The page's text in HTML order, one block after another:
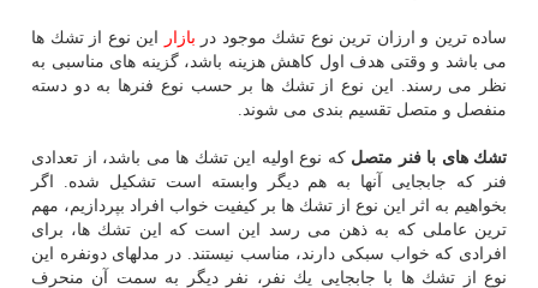
ساده ترین و ارزان ترین نوع تشك موجود در بازار
این نوع از تشك ها
می باشد و وقتی هدف اول كاهش هزینه باشد، گزینه های مناسبی به
نظر می رسند. این نوع از تشك ها بر حسب نوع فنرها به دو دسته
منفصل و متصل تقسیم بندی می شوند.
تشك های با فنر متصل كه نوع اولیه این تشك ها می باشد، از تعدادی
فنر كه جابجایی آنها به هم دیگر وابسته است تشكیل شده. اگر
بخواهیم به اثر این نوع از تشك ها بر كیفیت خواب افراد بپردازیم، مهم
ترین عاملی كه به ذهن می رسد این است كه این تشك ها، برای
افرادی كه خواب سبكی دارند، مناسب نیستند. در مدلهای دونفره این
نوع از تشك ها با جابجایی یك نفر، نفر دیگر به سمت آن منحرف